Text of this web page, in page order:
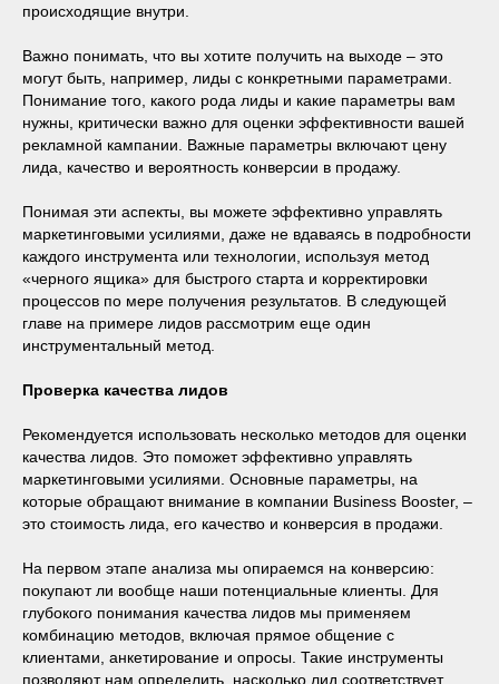
происходящие внутри.
Важно понимать, что вы хотите получить на выходе ‒ это
могут быть, например, лиды с конкретными параметрами.
Понимание того, какого рода лиды и какие параметры вам
нужны, критически важно для оценки эффективности вашей
рекламной кампании. Важные параметры включают цену
лида, качество и вероятность конверсии в продажу.
Понимая эти аспекты, вы можете эффективно управлять
маркетинговыми усилиями, даже не вдаваясь в подробности
каждого инструмента или технологии, используя метод
«черного ящика» для быстрого старта и корректировки
процессов по мере получения результатов. В следующей
главе на примере лидов рассмотрим еще один
инструментальный метод.
Проверка качества лидов
Рекомендуется использовать несколько методов для оценки
качества лидов. Это поможет эффективно управлять
маркетинговыми усилиями. Основные параметры, на
которые обращают внимание в компании Business Booster, ‒
это стоимость лида, его качество и конверсия в продажи.
На первом этапе анализа мы опираемся на конверсию:
покупают ли вообще наши потенциальные клиенты. Для
глубокого понимания качества лидов мы применяем
комбинацию методов, включая прямое общение с
клиентами, анкетирование и опросы. Такие инструменты
позволяют нам определить, насколько лид соответствует